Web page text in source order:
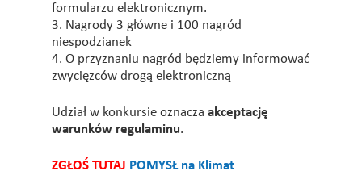
formularzu elektronicznym.
3. Nagrody 3 główne i 100 nagród
niespodzianek
4. O przyznaniu nagród będziemy informować
zwycięzców drogą elektroniczną
Udział w konkursie oznacza akceptację
warunków regulaminu.
ZGŁOŚ TUTAJ POMYSŁ na Klimat